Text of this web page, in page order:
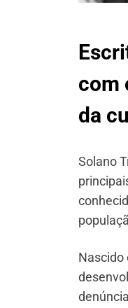
com
da
Solano
Nascido